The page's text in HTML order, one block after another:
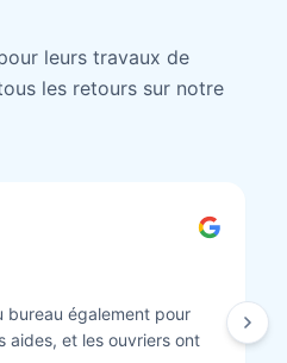
leurs travaux de
les retours sur notre
façade réalisés.
au top minutieux et